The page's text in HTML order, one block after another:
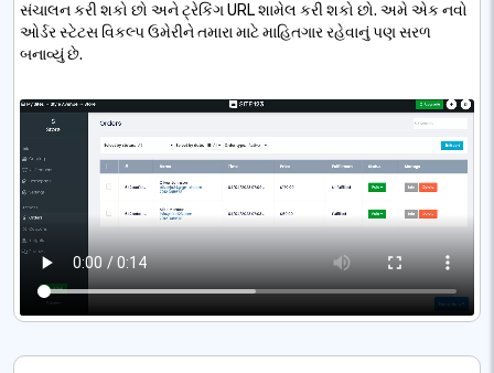
સંચાલન કરી શકો છો અને ટ્રેકિંગ URL શામેલ કરી શકો છો. અમે એક નવો
ઓર્ડર સ્ટેટસ વિકલ્પ ઉમેરીને તમારા માટે માહિતગાર રહેવાનું પણ સરળ
બનાવ્યું છે.